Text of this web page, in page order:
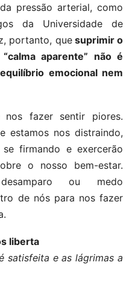
pressão arterial, como
da Universidade de
portanto, quesuprimir o
aparente” não é
emocional nem
nos fazer sentir piores.
estamos nos distraindo,
firmando e exercerão
o nosso bem-estar.
ou medo
de nós para nos fazer
liberta
satisfeita e as lágrimas a